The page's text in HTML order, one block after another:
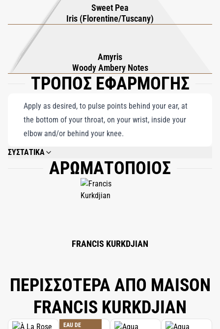
Sweet Pea
Iris (Florentine/Tuscany)
Amyris
Woody Ambery Notes
ΤΡΟΠΟΣ ΕΦΑΡΜΟΓΗΣ
Apply as desired, to pulse points behind your ear, at
the bottom of your throat, on your wrist, inside your
elbow and/or behind your knee.
ΣΥΣΤΑΤΙΚΑ
ALCOHOL, PARFUM (FRAGRANCE), AQUA (WATER), LINALOOL, BENZYL
SALICYLATE, CITRONELLOL, LIMONENE, ETHYLHEXYL
METHOXYCINNAMATE, GERANIOL, ETHYLHEXYL SALICYLATE, BUTYL
METHOXYDIBENZOYLMETHANE, ALPHA-ISOMETHYL IONONE, BHT,
ΑΡΩΜΑΤΟΠΟΙΟΣ
FRANCIS KURKDJIAN
ΠΕΡΙΣΣΟΤΕΡΑ ΑΠΟ MAISON
FRANCIS KURKDJIAN
EAU DE